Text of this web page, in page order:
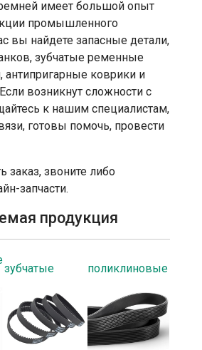
имеет большой опыт
промышленного
вы найдете запасные детали,
зубчатые ременные
антипригарные коврики и
возникнут сложности с
к нашим специалистам,
готовы помочь, провести
звоните либо
запчасти.
продукция
зубчатые поликлиновые